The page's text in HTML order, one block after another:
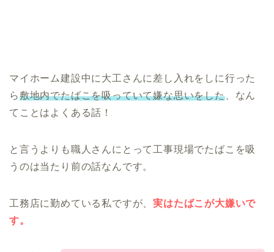
マイホーム建設中に大工さんに差し入れをしに行った
ら敷地内でたばこを吸っていて嫌な思いをした、なん
てことはよくある話！
と言うよりも職人さんにとって工事現場でたばこを吸
うのは当たり前の話なんです。
工務店に勤めている私ですが、実はたばこが大嫌いで
す。